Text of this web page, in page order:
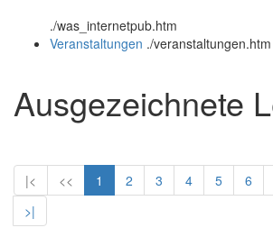
und
schließen
./was_internetpub.htm
Veranstaltungen ./veranstaltungen.htm
Ausgezeichnete
|< << 1 2 3 4 5 6
>|